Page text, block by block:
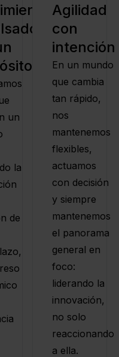
un
la
de
Agilidad
con
intención
En un mundo
que cambia
tan rápido,
nos
mantenemos
flexibles,
actuamos
con decisión
y siempre
mantenemos
el panorama
general en
foco:
liderando la
innovación,
no solo
reaccionando
a ella.